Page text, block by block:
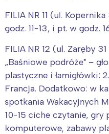
FILIA NR 11 (ul.
godz. 11-13, i pt. w godz.
FILIA NR 12 (ul. Zaręby
„Baśniowe podróże" –
plastyczne i łamigłówki:
Francja. Dodatkowo: w
spotkania Wakacyjnych
10-15 ciche czytanie, gry
komputerowe, zabawy